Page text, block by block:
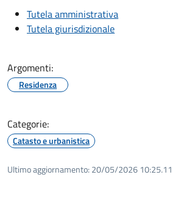
Tutela amministrativa
Tutela giurisdizionale
Argomenti:
Residenza
Categorie:
Catasto e urbanistica
Ultimo aggiornamento: 20/05/2026 10:25.11